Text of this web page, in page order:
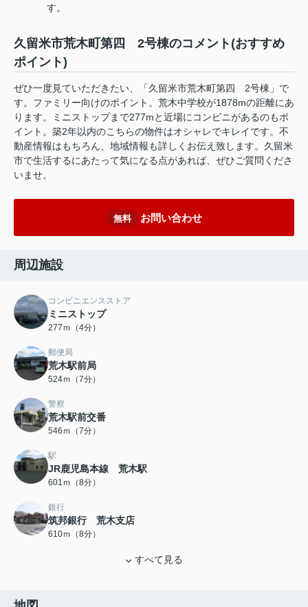
す。
久留米市荒木町第四 2号棟のコメント(おすすめ
ポイント)
ぜひ一度見ていただきたい、「久留米市荒木町第四 2号棟」で
す。ファミリー向けのポイント。荒木中学校が1878mの距離にあ
ります。ミニストップまで277mと近場にコンビニがあるのもポ
イント。築2年以内のこちらの物件はオシャレでキレイです。不
動産情報はもちろん、地域情報も詳しくお伝え致します。久留米
市で生活するにあたって気になる点があれば、ぜひご質問くださ
いませ。
無料 お問い合わせ
周辺施設
コンビニエンスストア
ミニストップ
277ｍ（4分）
郵便局
荒木駅前局
524ｍ（7分）
警察
荒木駅前交番
546ｍ（7分）
駅
JR鹿児島本線 荒木駅
601ｍ（8分）
銀行
筑邦銀行 荒木支店
610ｍ（8分）
すべて見る